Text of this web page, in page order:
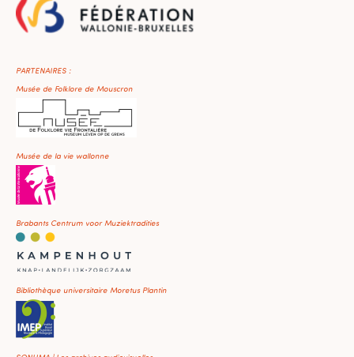
PARTENAIRES :
Musée de Folklore de Mouscron
Musée de la vie wallonne
Brabants Centrum voor Muziektradities
Bibliothèque universitaire Moretus Plantin